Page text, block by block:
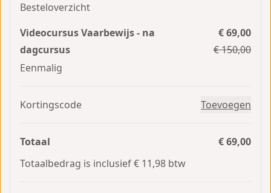
Besteloverzicht
Videocursus Vaarbewijs - na
dagcursus
Eenmalig
€ 69,00
€ 150,00
Kortingscode Toevoegen
Totaal
€ 69,00
Totaalbedrag is inclusief € 11,98 btw